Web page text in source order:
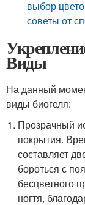
выбор
советы от
Виды
На данный
виды биогеля:
Прозрачный
покрытия.
составляет
бороться с
бесцветного
ногтя,